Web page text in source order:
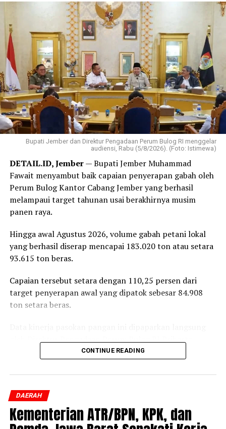
Bupati Jember dan Direktur Pengadaan Perum Bulog RI menggelar
audiensi, Rabu (5/8/2026). (Foto: Istimewa)
DETAIL.ID, Jember— Bupati Jember Muhammad
Fawait menyambut baik capaian penyerapan gabah oleh
Perum Bulog Kantor Cabang Jember yang berhasil
melampaui target tahunan usai berakhirnya musim
panen raya.
Hingga awal Agustus 2026, volume gabah petani lokal
yang berhasil diserap mencapai 183.020 ton atau setara
93.615 ton beras.
Capaian tersebut setara dengan 110,25 persen dari
target penyerapan awal yang dipatok sebesar 84.908
ton setara beras.
Setyanto saat beraudiensi dengan Bupati Jember
penstabilan harga di tingkat produsen, pengelolaan
cadangan beras, hingga skema perlindungan
pendapatan petani lokal.
CONTINUE READING
DAERAH
Kementerian ATR/BPN, KPK, dan